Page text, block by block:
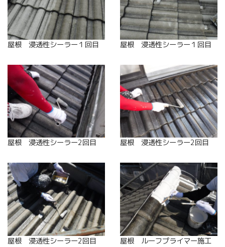
屋根 浸透性シーラー１回目 屋根 浸透性シーラー１回目
屋根 浸透性シーラー2回目 屋根 浸透性シーラー2回目
屋根 浸透性シーラー2回目 屋根 ルーフプライマー施工